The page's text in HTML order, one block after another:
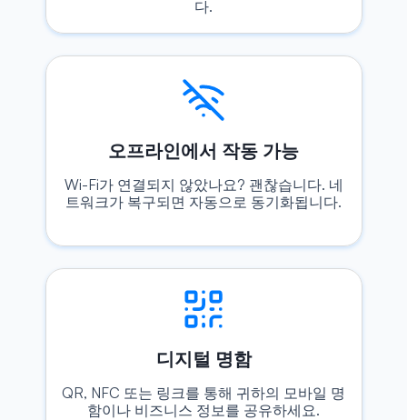
다.
오프라인에서 작동 가능
Wi-Fi가 연결되지 않았나요? 괜찮습니다. 네
트워크가 복구되면 자동으로 동기화됩니다.
디지털 명함
QR, NFC 또는 링크를 통해 귀하의 모바일 명
함이나 비즈니스 정보를 공유하세요.